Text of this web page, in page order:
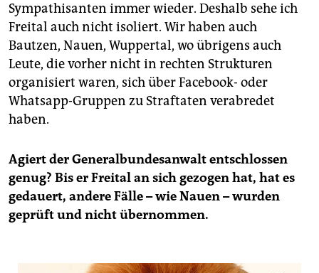
Sympathisanten immer wieder. Deshalb sehe ich
Freital auch nicht isoliert. Wir haben auch
Bautzen, Nauen, Wuppertal, wo übrigens auch
Leute, die vorher nicht in rechten Strukturen
organisiert waren, sich über Facebook- oder
Whatsapp-Gruppen zu Straftaten verabredet
haben.
Agiert der Generalbundesanwalt entschlossen
genug? Bis er Freital an sich gezogen hat, hat es
gedauert, andere Fälle – wie Nauen – wurden
geprüft und nicht übernommen.